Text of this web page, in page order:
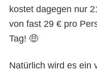
kostet dagegen nur
von fast 29 € pro
Tag! 🤑
Natürlich wird es ein